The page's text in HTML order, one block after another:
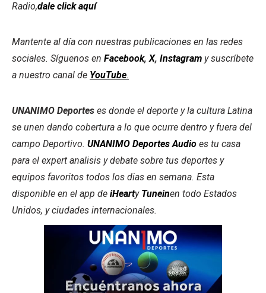
Radio,dale click aquí
Mantente al día con nuestras publicaciones en las redes
sociales. Síguenos en Facebook,X, Instagram y suscríbete
a nuestro canal de YouTube.
UNANIMO Deportes es donde el deporte y la cultura Latina
se unen dando cobertura a lo que ocurre dentro y fuera del
campo Deportivo. UNANIMO Deportes Audio es tu casa
para el expert analisis y debate sobre tus deportes y
equipos favoritos todos los dias en semana. Esta
disponible en el app de iHearty Tuneinen todo Estados
Unidos, y ciudades internacionales.